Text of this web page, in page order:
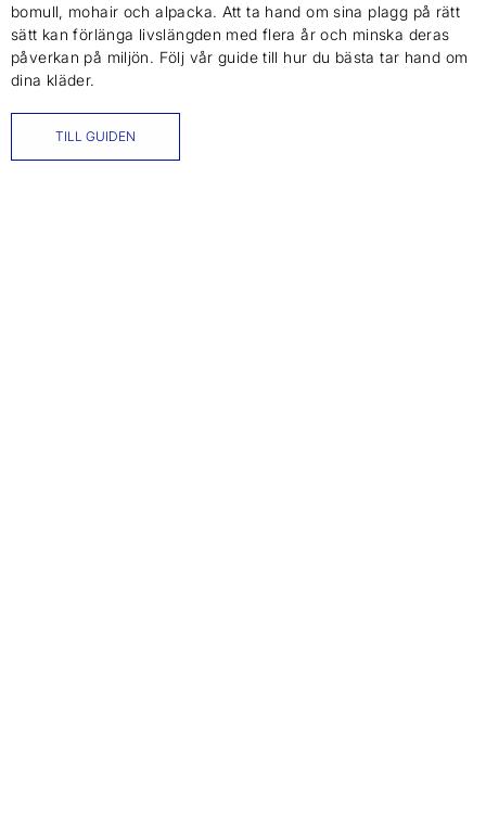
bomull, mohair och alpacka. Att ta hand om sina plagg på rätt
sätt kan förlänga livslängden med flera år och minska deras
påverkan på miljön. Följ vår guide till hur du bästa tar hand om
dina kläder.
TILL GUIDEN